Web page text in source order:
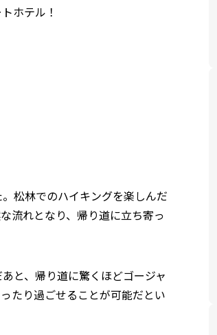
ホテル！
松林でのハイキングを楽しんだ
流れとなり、帰り道に立ち寄っ
と、帰り道に驚くほどゴージャ
たり過ごせることが可能だとい